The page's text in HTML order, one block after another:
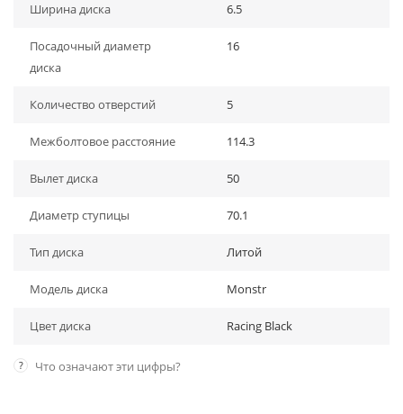
Ширина диска 6.5
Посадочный диаметр
диска
16
Количество отверстий 5
Межболтовое расстояние 114.3
Вылет диска 50
Диаметр ступицы 70.1
Тип диска Литой
Модель диска Monstr
Цвет диска Racing Black
? Что означают эти цифры?